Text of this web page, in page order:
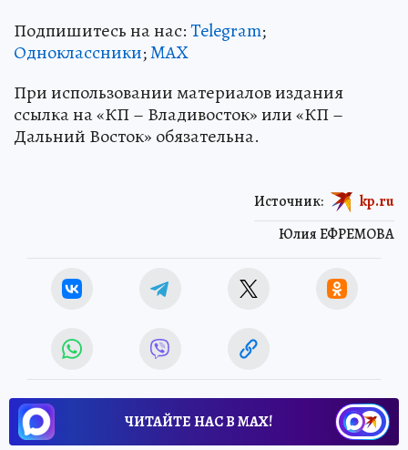
Подпишитесь на нас:Telegram;
Одноклассники;MAX
При использовании материалов издания
ссылка на «КП – Владивосток» или «КП –
Дальний Восток» обязательна.
Юлия ЕФРЕМОВА
Источник: kp.ru
ЧИТАЙТЕ НАС В МАХ!